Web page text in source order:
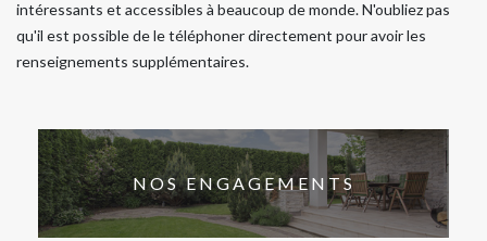
intéressants et accessibles à beaucoup de monde. N'oubliez pas
qu'il est possible de le téléphoner directement pour avoir les
renseignements supplémentaires.
NOS ENGAGEMENTS